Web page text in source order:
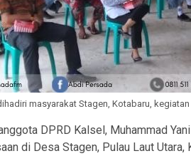
masyarakat Stagen, Kotabaru,
DPRD Kalsel, Muhammad
di Desa Stagen, Pulau Laut